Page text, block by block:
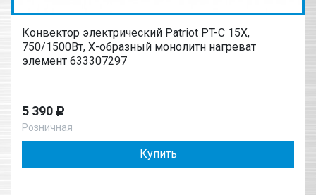
Конвектор электрический Patriot PT-C 15X,
750/1500Вт, Х-образный монолитн нагреват
элемент 633307297
5 390
Розничная
Купить